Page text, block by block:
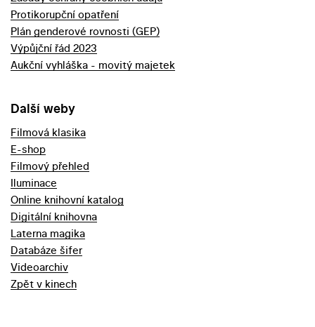
Protikorupční opatření
Plán genderové rovnosti (GEP)
Výpůjční řád 2023
Aukční vyhláška - movitý majetek
Další weby
Filmová klasika
E-shop
Filmový přehled
Iluminace
Online knihovní katalog
Digitální knihovna
Laterna magika
Databáze šifer
Videoarchiv
Zpět v kinech